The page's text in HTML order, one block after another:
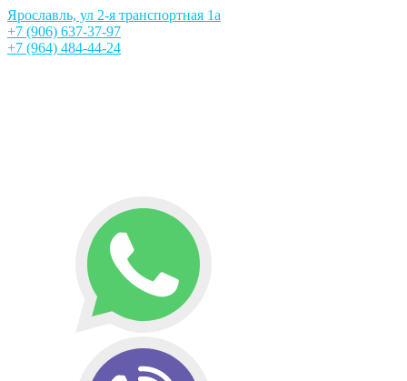
Ярославль, ул 2-я транспортная 1а
+7 (906) 637-37-97
+7 (964) 484-44-24